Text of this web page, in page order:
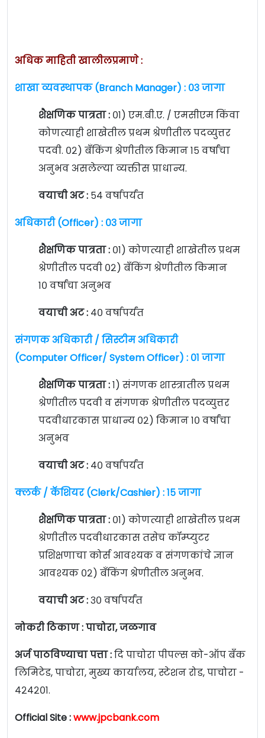
अधिक माहिती खालीलप्रमाणे :
शाखा व्यवस्थापक (Branch Manager) : ०३ जागा
शैक्षणिक पात्रता : ०१) एम.बी.ए. / एमसीएम किंवा
कोणत्याही शाखेतील प्रथम श्रेणीतील पदव्युत्तर
पदवी. ०२) बँकिंग श्रेणीतील किमान १५ वर्षांचा
अनुभव असलेल्या व्यक्तीस प्राधान्य.
वयाची अट : ५४ वर्षापर्यंत
अधिकारी (Officer) : ०३ जागा
शैक्षणिक पात्रता : ०१) कोणत्याही शाखेतील प्रथम
श्रेणीतील पदवी ०२) बँकिंग श्रेणीतील किमान
१० वर्षांचा अनुभव
वयाची अट : ४० वर्षापर्यंत
संगणक अधिकारी / सिस्टीम अधिकारी
(Computer Officer/ System Officer) : ०१ जागा
शैक्षणिक पात्रता :१) संगणक शास्त्रातील प्रथम
श्रेणीतील पदवी व संगणक श्रेणीतील पदव्युत्तर
पदवीधारकास प्राधान्य ०२) किमान १० वर्षांचा
अनुभव
वयाची अट : ४० वर्षापर्यंत
क्लर्क / कॅशियर (Clerk/Cashier) : १५ जागा
शैक्षणिक पात्रता : ०१) कोणत्याही शाखेतील प्रथम
श्रेणीतील पदवीधारकास तसेच कॉम्प्युटर
प्रशिक्षणाचा कोर्स आवश्यक व संगणकांचे ज्ञान
आवश्यक ०२) बँकिंग श्रेणीतील अनुभव.
वयाची अट :३० वर्षापर्यंत
नोकरी ठिकाण :पाचोरा, जळगाव
अर्ज पाठविण्याचा पत्ता :दि पाचोरा पीपल्स को-ऑप बँक
लिमिटेड, पाचोरा, मुख्य कार्यालय, स्टेशन रोड, पाचोरा -
४२४२०१.
Official Site :www.jpcbank.com